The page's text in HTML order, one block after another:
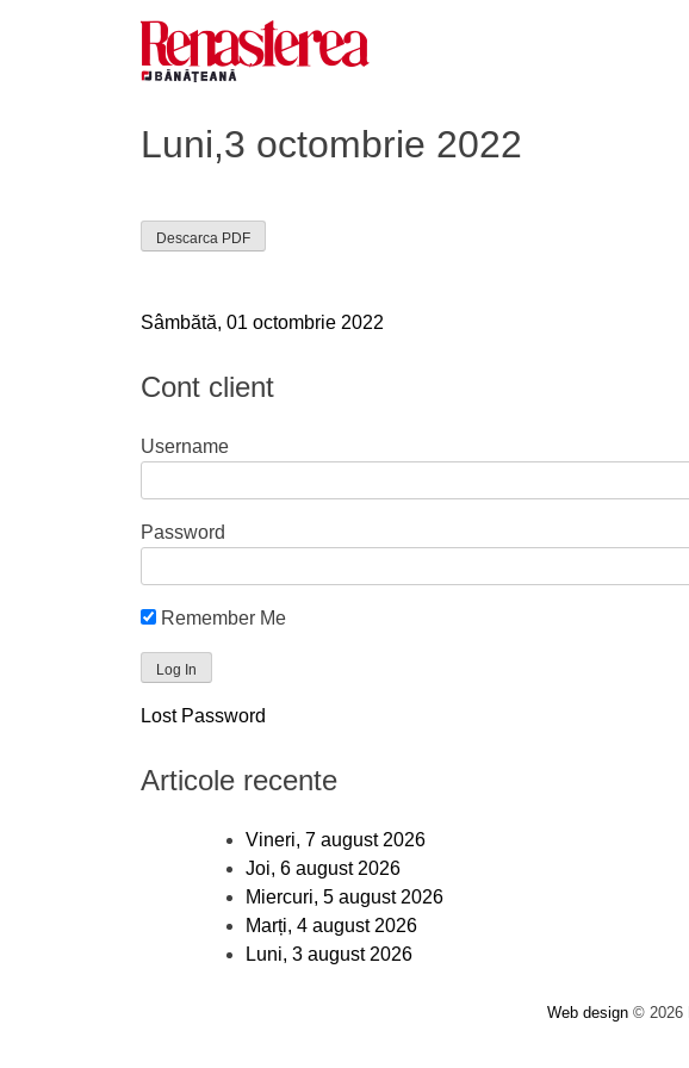
Luni,3 octombrie 2022
Descarca PDF
Navigare
în
Sâmbătă, 01 octombrie 2022
Cont client
Username
Password
Remember Me
Lost Password
Articole recente
Vineri, 7 august 2026
Joi, 6 august 2026
Miercuri, 5 august 2026
Marți, 4 august 2026
Luni, 3 august 2026
Web design© 2026